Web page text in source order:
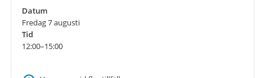
Datum
Fredag 7 augusti
Tid
12:00–15:00